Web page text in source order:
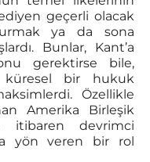
geçerli olacak
ya da sona
Bunlar, Kant’a
gerektirse bile,
küresel bir hukuk
Özellikle
Amerika Birleşik
itibaren devrimci
yön veren bir rol